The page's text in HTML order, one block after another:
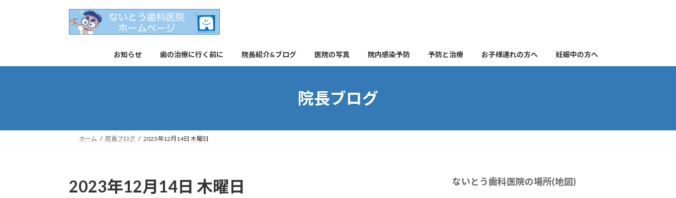
へ
ョ
お知らせ 歯の治療に行く前に 院長紹介&ブログ 医院の写真 院内感染予防 予防と治療 お子様連れの方へ 妊娠中の方へ
院長ブログ
ホーム 院長ブログ 2023年12月14日 木曜日
2023年12月14日 木曜日 ないとう歯科医院の場所(地図)